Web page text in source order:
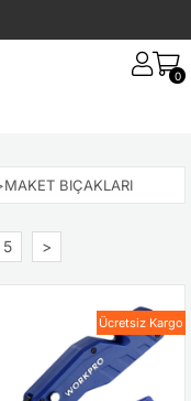
0
MAKET BIÇAKLARI
5 >
Ücretsiz Kargo